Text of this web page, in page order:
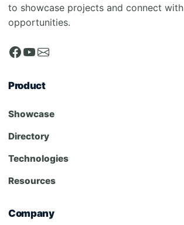
to showcase projects and connect with
opportunities.
Product
Showcase
Directory
Technologies
Resources
Company